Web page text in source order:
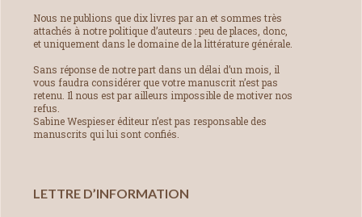
Nous ne publions que dix livres par an et sommes très
attachés à notre politique d’auteurs : peu de places, donc,
et uniquement dans le domaine de la littérature générale.
Sans réponse de notre part dans un délai d’un mois, il
vous faudra considérer que votre manuscrit n’est pas
retenu. Il nous est par ailleurs impossible de motiver nos
refus.
Sabine Wespieser éditeur n’est pas responsable des
manuscrits qui lui sont confiés.
LETTRE D’INFORMATION